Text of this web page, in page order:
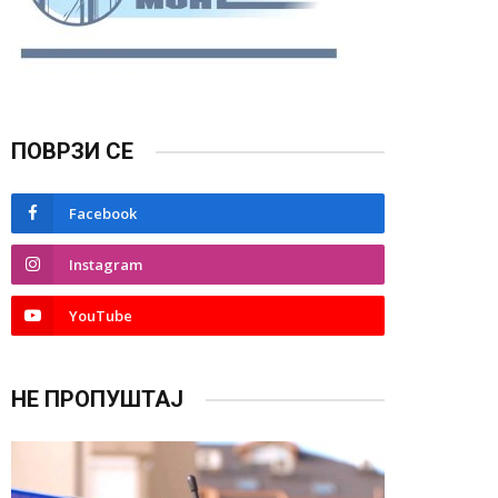
ПОВРЗИ СЕ
Facebook
Instagram
YouTube
НЕ ПРОПУШТАЈ